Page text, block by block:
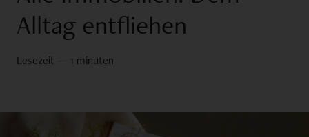
Alltag entfliehen
Lesezeit 1 minuten